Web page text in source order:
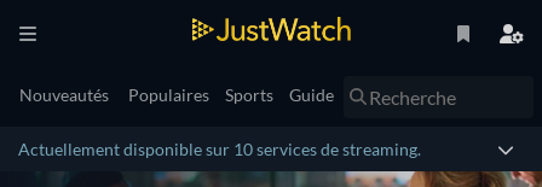
Nouveautés Populaires Sports Guide
Actuellement disponible sur 10 services de streaming.